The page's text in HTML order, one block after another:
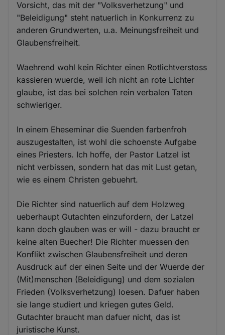
Vorsicht, das mit der "Volksverhetzung" und
"Beleidigung" steht natuerlich in Konkurrenz zu
anderen Grundwerten, u.a. Meinungsfreiheit und
Glaubensfreiheit.
Waehrend wohl kein Richter einen Rotlichtverstoss
kassieren wuerde, weil ich nicht an rote Lichter
glaube, ist das bei solchen rein verbalen Taten
schwieriger.
In einem Eheseminar die Suenden farbenfroh
auszugestalten, ist wohl die schoenste Aufgabe
eines Priesters. Ich hoffe, der Pastor Latzel ist
nicht verbissen, sondern hat das mit Lust getan,
wie es einem Christen gebuehrt.
Die Richter sind natuerlich auf dem Holzweg
ueberhaupt Gutachten einzufordern, der Latzel
kann doch glauben was er will - dazu braucht er
keine alten Buecher! Die Richter muessen den
Konflikt zwischen Glaubensfreiheit und deren
Ausdruck auf der einen Seite und der Wuerde der
(Mit)menschen (Beleidigung) und dem sozialen
Frieden (Volksverhetzung) loesen. Dafuer haben
sie lange studiert und kriegen gutes Geld.
Gutachter braucht man dafuer nicht, das ist
juristische Kunst.